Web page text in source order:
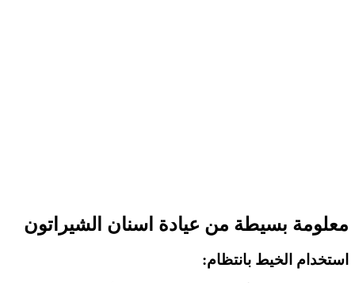
معلومة بسيطة من عيادة اسنان الشيراتون
استخدام الخيط بانتظام: